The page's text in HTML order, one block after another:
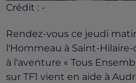
Crédit : -
Rendez-vous ce jeudi
l'Hommeau à Saint-
à l'aventure « Tous
sur TF1 vient en aide à